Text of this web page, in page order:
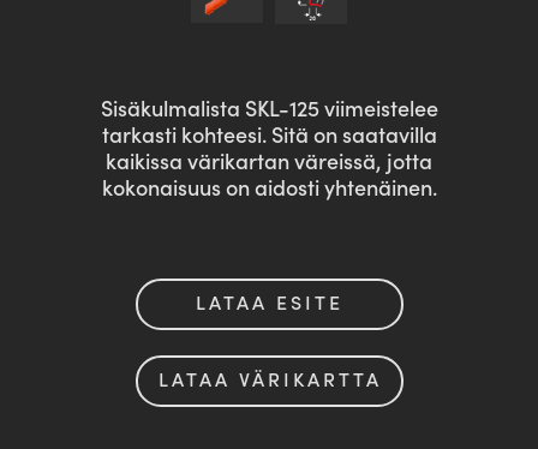
Sisäkulmalista SKL-125 viimeistelee
tarkasti kohteesi. Sitä on saatavilla
kaikissa värikartan väreissä, jotta
kokonaisuus on aidosti yhtenäinen.
LATAA ESITE
LATAA VÄRIKARTTA